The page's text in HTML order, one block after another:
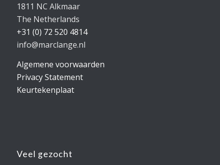
1811 NC Alkmaar
The Netherlands
+31 (0) 72 520 4814
info@marclange.nl
Algemene voorwaarden
Privacy Statement
Keurtekenplaat
Veel gezocht